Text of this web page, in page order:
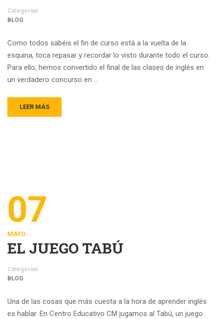
Categorías
BLOG
Como todos sabéis el fin de curso está a la vuelta de la
esquina, toca repasar y recordar lo visto durante todo el curso.
Para ello, hemos convertido el final de las clases de inglés en
un verdadero concurso en …
LEER MÁS
07
MAYO
EL JUEGO TABÚ
Categorías
BLOG
Una de las cosas que más cuesta a la hora de aprender inglés
es hablar. En Centro Educativo CM jugamos al Tabú, un juego